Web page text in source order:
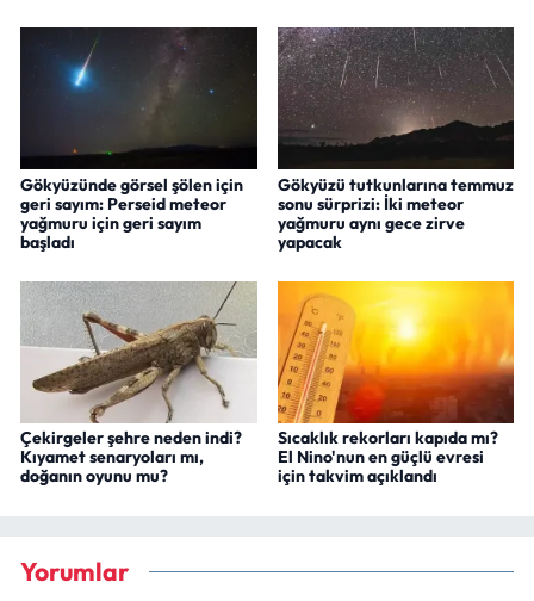
Gökyüzünde görsel şölen için
geri sayım: Perseid meteor
yağmuru için geri sayım
başladı
Gökyüzü tutkunlarına temmuz
sonu sürprizi: İki meteor
yağmuru aynı gece zirve
yapacak
Çekirgeler şehre neden indi?
Kıyamet senaryoları mı,
doğanın oyunu mu?
Sıcaklık rekorları kapıda mı?
El Nino'nun en güçlü evresi
için takvim açıklandı
Yorumlar